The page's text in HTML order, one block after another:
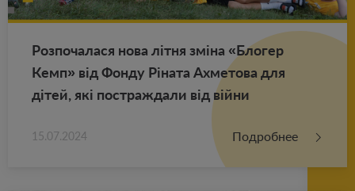
Роз­по­ча­ла­ся нова літня зміна «Бло­гер
Кемп» від Фонду Ріната Ах­ме­то­ва для
дітей, які по­ст­раж­да­ли від війни
15.07.2024 Подробнее